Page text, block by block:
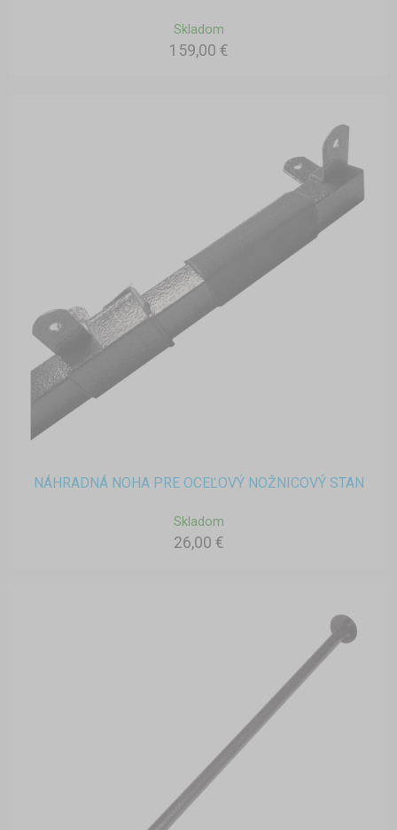
Skladom
159,00 €
NÁHRADNÁ NOHA PRE OCEĽOVÝ NOŽNICOVÝ STAN
Skladom
26,00 €